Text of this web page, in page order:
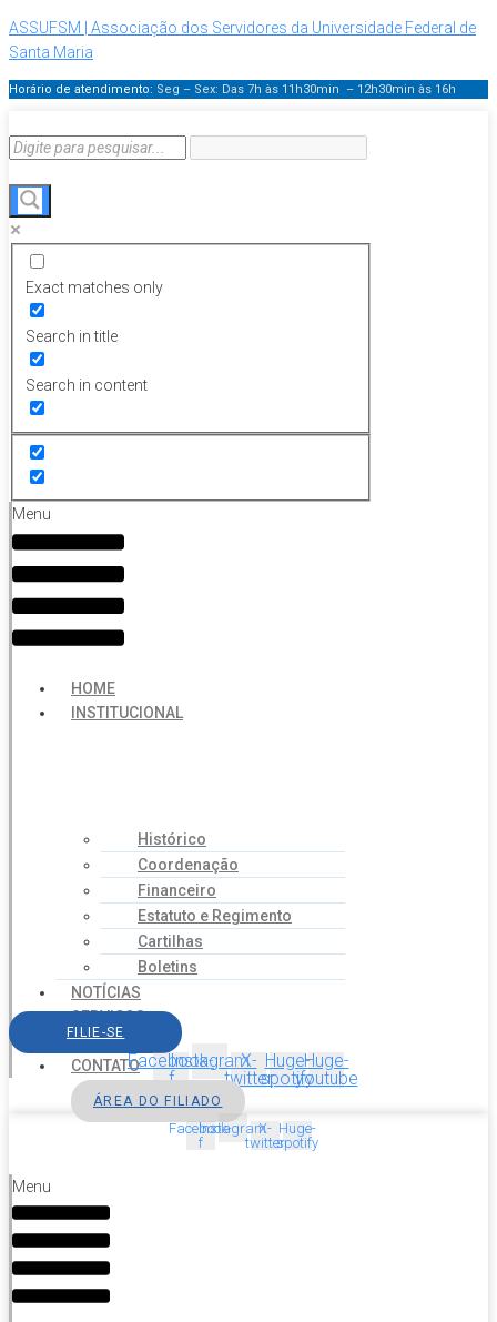
ASSUFSM | Associação dos Servidores da Universidade Federal de
Santa Maria
Horário de atendimento: Seg – Sex: Das 7h às 11h30min – 12h30min às 16h
Exact matches only
Search in title
Search in content
Menu
HOME
INSTITUCIONAL
Histórico
Coordenação
Financeiro
Estatuto e Regimento
Cartilhas
Boletins
NOTÍCIAS
SERVIÇOS
AGENDA
CONTATO
FILIE-SE
Facebook-
f
InstagramX-
twitter
Huge-
spotify
Huge-
youtube
ÁREA DO FILIADO
Facebook-
f
InstagramX-
twitter
Huge-
spotify
Menu